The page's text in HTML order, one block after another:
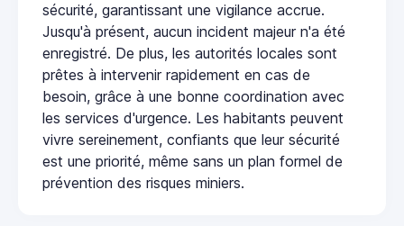
sécurité, garantissant une vigilance accrue.
Jusqu'à présent, aucun incident majeur n'a été
enregistré. De plus, les autorités locales sont
prêtes à intervenir rapidement en cas de
besoin, grâce à une bonne coordination avec
les services d'urgence. Les habitants peuvent
vivre sereinement, confiants que leur sécurité
est une priorité, même sans un plan formel de
prévention des risques miniers.